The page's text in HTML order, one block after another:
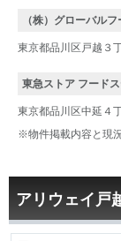
（株）グローバルフ
東京都品川区戸越３
東急ストア フード
東京都品川区中延４
※物件掲載内容と現
アリウェイ戸